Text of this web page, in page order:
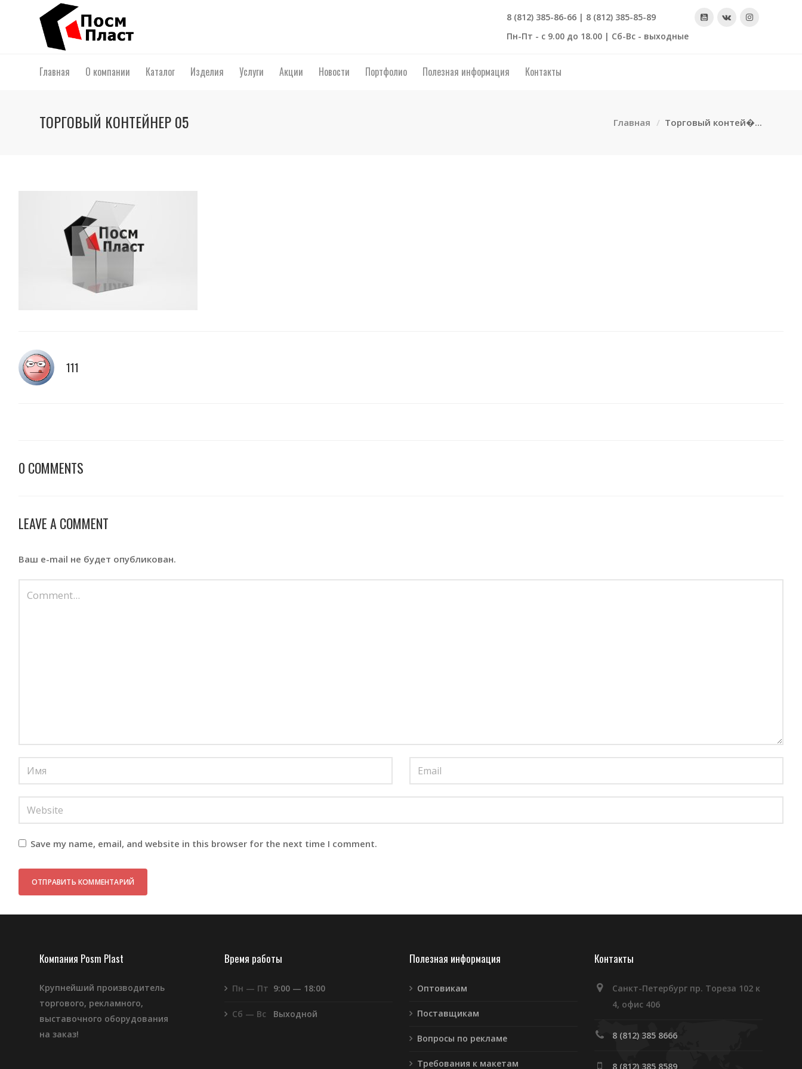
8 (812) 385-86-66 | 8 (812) 385-85-89
Пн-Пт - с 9.00 до 18.00 | Сб-Вс - выходные
Главная О компании Каталог Изделия Услуги Акции Новости Портфолио Полезная информация Контакты
ТОРГОВЫЙ КОНТЕЙНЕР 05 Главная Торговый контей�...
111
0 COMMENTS
LEAVE A COMMENT
Ваш e-mail не будет опубликован.
Save my name, email, and website in this browser for the next time I comment.
Компания Posm Plast
Крупнейший производитель
торгового, рекламного,
выставочного оборудования
на заказ!
Время работы
Пн — Пт 9:00 — 18:00
Сб — Вс Выходной
Полезная информация
Оптовикам
Поставщикам
Вопросы по рекламе
Требования к макетам
Контакты
Санкт-Петербург пр. Тореза 102 к
4, офис 406
8 (812) 385 8666
8 (812) 385 8589